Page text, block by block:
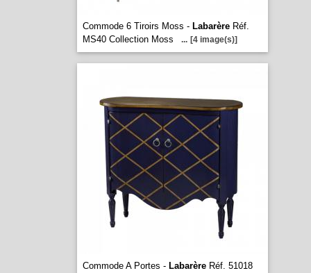
Commode 6 Tiroirs Moss - LabarèreRéf.
MS40 Collection Moss
... [4 image(s)]
Commode A Portes - LabarèreRéf. 51018